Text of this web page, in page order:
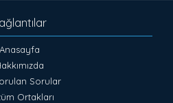
Anasayfa
Sorular
Ortakları